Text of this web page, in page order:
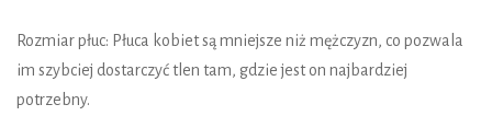
Rozmiar płuc: Płuca kobiet są mniejsze niż mężczyzn, co pozwala
im szybciej dostarczyć tlen tam, gdzie jest on najbardziej
potrzebny.